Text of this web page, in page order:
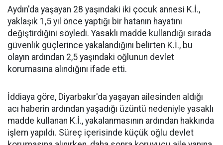
Aydın'da yaşayan 28 yaşındaki iki çocuk annesi K.İ.,
yaklaşık 1,5 yıl önce yaptığı bir hatanın hayatını
değiştirdiğini söyledi. Yasaklı madde kullandığı sırada
güvenlik güçlerince yakalandığını belirten K.İ., bu
olayın ardından 2,5 yaşındaki oğlunun devlet
korumasına alındığını ifade etti.
İddiaya göre, Diyarbakır'da yaşayan ailesinden aldığı
acı haberin ardından yaşadığı üzüntü nedeniyle yasaklı
madde kullanan K.İ., yakalanmasının ardından hakkında
işlem yapıldı. Süreç içerisinde küçük oğlu devlet